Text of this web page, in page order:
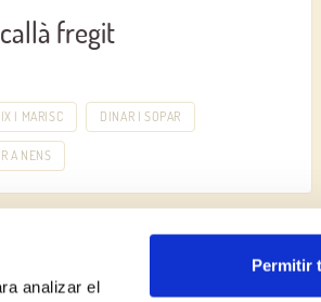
analizar el
Permitir
fregit
I MARISC DINAR I SOPAR
A NENS